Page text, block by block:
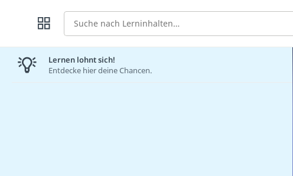
Suche
Lernen lohnt sich!
Entdecke hier deine Chancen.